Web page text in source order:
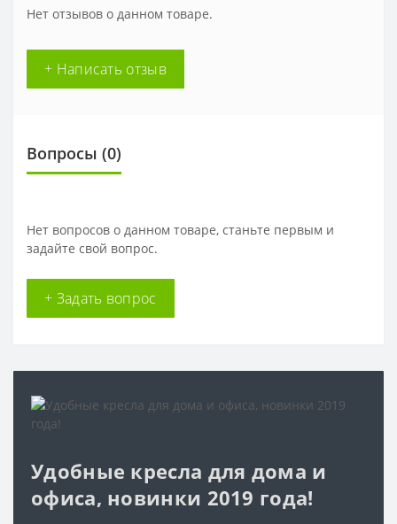
Нет отзывов о данном товаре.
+ Написать отзыв
Вопросы (0)
Нет вопросов о данном товаре, станьте первым и
задайте свой вопрос.
+ Задать вопрос
Удобные кресла для дома и
офиса, новинки 2019 года!